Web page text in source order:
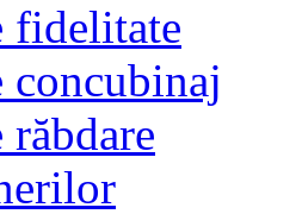
fidelitate
concubinaj
răbdare